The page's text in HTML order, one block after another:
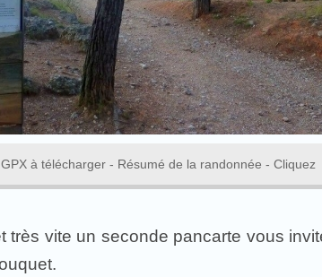
GPX à télécharger - Résumé de la randonnée - Cliquez
très vite un seconde pancarte vous